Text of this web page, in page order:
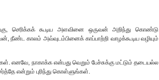
செரிக்கக் கூடிய அளவினை ஒருவன் அறிந்து கொண்டு
காலம் அவ்வுடம்பினைக் காப்பாற்றி வாழக்கூடிய வழியும்
எனவே, நாகாக்க என்பது வெறும் பேச்சுக்கு மட்டும் தடையல்ல
என்றும் புரிந்து கொள்ளுங்கள்.